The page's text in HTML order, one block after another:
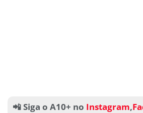
📲 Siga o A10+ no Instagram,